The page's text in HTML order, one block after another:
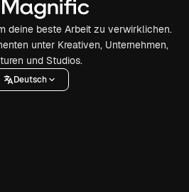
deine beste Arbeit zu verwirklichen.
unter Kreativen, Unternehmen,
und Studios.
Deutsch